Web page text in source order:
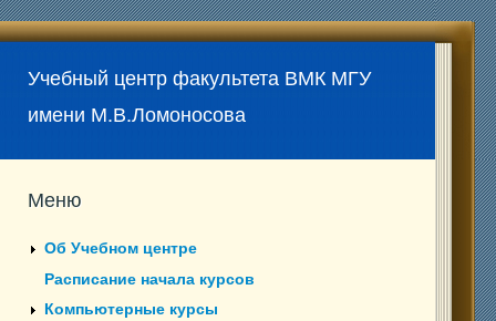
Учебный центр факультета ВМК МГУ
имени М.В.Ломоносова
Меню
Об Учебном центре
Расписание начала курсов
Компьютерные курсы